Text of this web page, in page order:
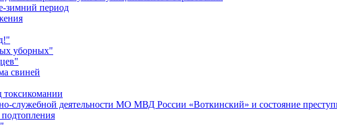
зимний период
уборных"
свиней
токсикомании
служебной деятельности МО МВД России «Воткинский» и состояние